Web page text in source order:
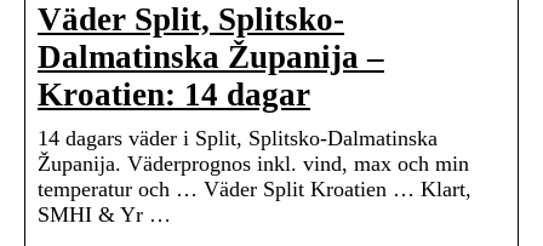
Väder Split, Splitsko-
Dalmatinska Županija –
Kroatien: 14 dagar
14 dagars väder i Split, Splitsko-Dalmatinska
Županija. Väderprognos inkl. vind, max och min
temperatur och … Väder Split Kroatien … Klart,
SMHI & Yr …